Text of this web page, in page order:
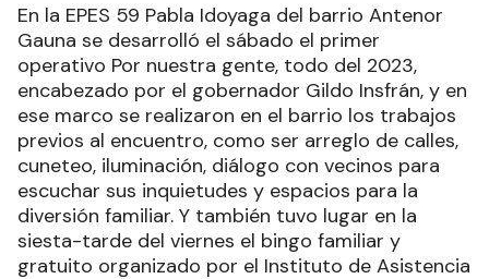
En la EPES 59 Pabla Idoyaga del barrio Antenor
Gauna se desarrolló el sábado el primer
operativo Por nuestra gente, todo del 2023,
encabezado por el gobernador Gildo Insfrán, y en
ese marco se realizaron en el barrio los trabajos
previos al encuentro, como ser arreglo de calles,
cuneteo, iluminación, diálogo con vecinos para
escuchar sus inquietudes y espacios para la
diversión familiar. Y también tuvo lugar en la
siesta-tarde del viernes el bingo familiar y
gratuito organizado por el Instituto de Asistencia